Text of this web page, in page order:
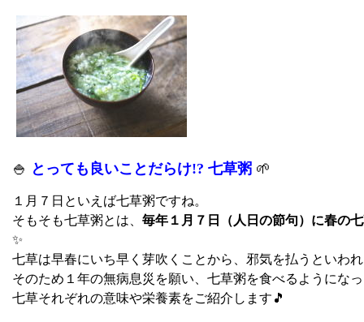
🍚 とっても良いことだらけ!? 七草粥 🌱
１月７日といえば七草粥ですね。
そもそも七草粥とは、 毎年１月７日（人日の節句）に春の
✨
七草は早春にいち早く芽吹くことから、邪気を払うといわ
そのため１年の無病息災を願い、七草粥を食べるようにな
七草それぞれの意味や栄養素をご紹介します🎵